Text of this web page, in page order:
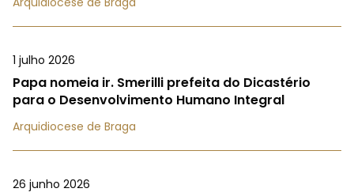
1 julho 2026
Papa nomeia ir. Smerilli prefeita do Dicastério
para o Desenvolvimento Humano Integral
Arquidiocese de Braga
26 junho 2026